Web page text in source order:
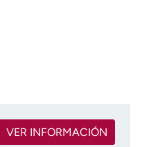
VER INFORMACIÓN